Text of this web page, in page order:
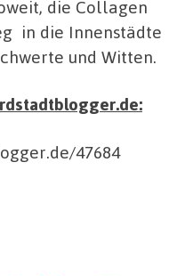
die Collagen
in die Innenstädte
und Witten.
47684